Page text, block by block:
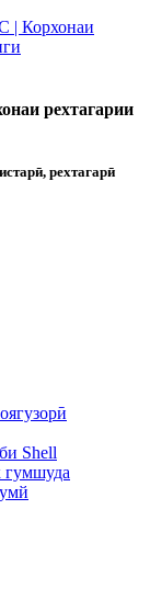
рехтагарии
рехтагарӣ
Shell
гумшуда